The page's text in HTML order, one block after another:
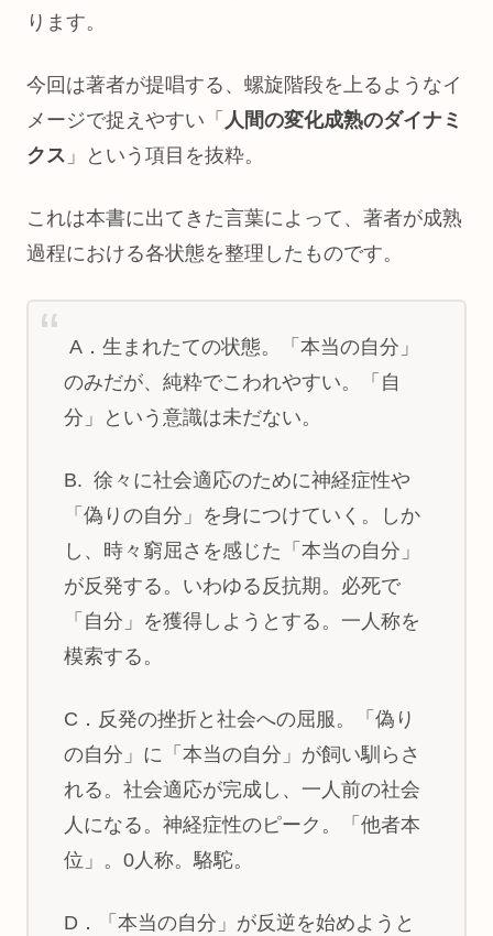
ります。
今回は著者が提唱する、螺旋階段を上るようなイ
メージで捉えやすい「 人間の変化成熟のダイナミ
クス 」という項目を抜粋。
これは本書に出てきた言葉によって、著者が成熟
過程における各状態を整理したものです。
A．生まれたての状態。「本当の自分」
のみだが、純粋でこわれやすい。「自
分」という意識は未だない。
B. 徐々に社会適応のために神経症性や
「偽りの自分」を身につけていく。しか
し、時々窮屈さを感じた「本当の自分」
が反発する。いわゆる反抗期。必死で
「自分」を獲得しようとする。一人称を
模索する。
C．反発の挫折と社会への屈服。「偽り
の自分」に「本当の自分」が飼い馴らさ
れる。社会適応が完成し、一人前の社会
人になる。神経症性のピーク。「他者本
位」。0人称。駱駝。
D．「本当の自分」が反逆を始めようと